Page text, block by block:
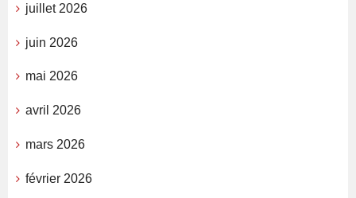
juillet 2026
juin 2026
mai 2026
avril 2026
mars 2026
février 2026